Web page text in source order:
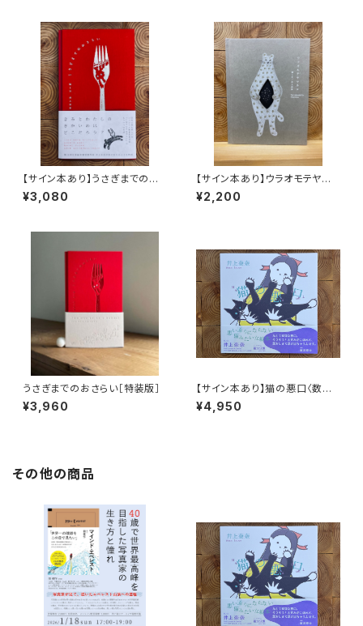
【サイン本あり】うさぎまでのお
さらい［通常版］
¥3,080
【サイン本あり】ウラオモテヤマ
ネコ
¥2,200
うさぎまでのおさらい［特装版］
¥3,960
【サイン本あり】猫の悪口〈数量
限定・オリジナルトート付き〉
¥4,950
その他の商品